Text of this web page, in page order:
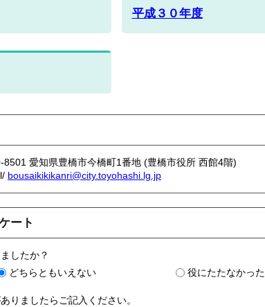
平成３０年度
8501 愛知県豊橋市今橋町1番地 (豊橋市役所 西館4階)
bousaikikikanri@city.toyohashi.lg.jp
ート
したか？
どちらともいえない 役にたたなかった
りましたらご記入ください。